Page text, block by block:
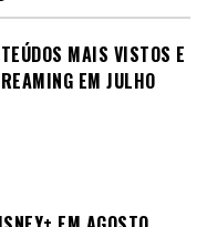
MAIS VISTOS E
EM JULHO